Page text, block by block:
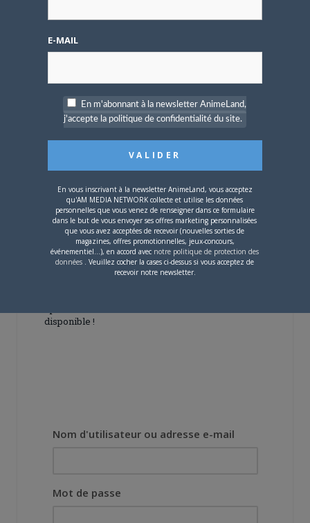
Naruto est disponible !
29 MAI 2026 0
Découvrez l’Anthologie
AnimeLand !
0
disponible !
Nom d'utilisateur ou adresse e-mail
Mot de passe
E-MAIL
En m'abonnant à la newsletter AnimeLand,
j'accepte la politique de confidentialité du site.
En vous inscrivant à la newsletter AnimeLand, vous acceptez
qu'AM MEDIA NETWORK collecte et utilise les données
personnelles que vous venez de renseigner dans ce formulaire
dans le but de vous envoyer ses offres marketing personnalisées
que vous avez acceptées de recevoir (nouvelles sorties de
magazines, offres promotionnelles, jeux-concours,
événementiel...), en accord avec notre politique de protection des
données . Veuillez cocher la cases ci-dessus si vous acceptez de
recevoir notre newsletter.